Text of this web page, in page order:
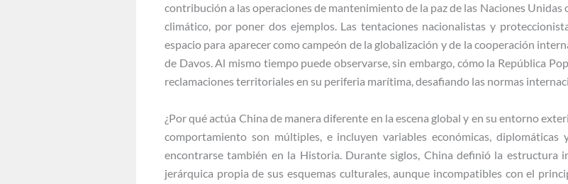
contribución a las operaciones de mantenimiento de la paz de las Naciones
climático, por poner dos ejemplos. Las tentaciones nacionalistas y
espacio para aparecer como campeón de la globalización y de la cooperación
de Davos. Al mismo tiempo puede observarse, sin embargo, cómo la República
reclamaciones territoriales en su periferia marítima, desafiando las normas
¿Por qué actúa China de manera diferente en la escena global y en su entorno
comportamiento son múltiples, e incluyen variables económicas, diplomáticas
encontrarse también en la Historia. Durante siglos, China definió la estructura
jerárquica propia de sus esquemas culturales, aunque incompatibles con el